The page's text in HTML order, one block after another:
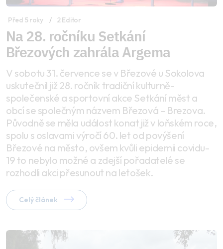
Před 5 roky 2 Editor
Na 28. ročníku Setkání
Březových zahrála Argema
V sobotu 31. července se v Březové u Sokolova
uskutečnil již 28. ročník tradiční kulturně-
společenské a sportovní akce Setkání měst a
obcí se společným názvem Březová – Brezova.
Původně se měla událost konat již v loňském roce,
spolu s oslavami výročí 60. let od povýšení
Březové na město, ovšem kvůli epidemii covidu-
19 to nebylo možné a zdejší pořadatelé se
rozhodli akci přesunout na letošek.
Celý článek